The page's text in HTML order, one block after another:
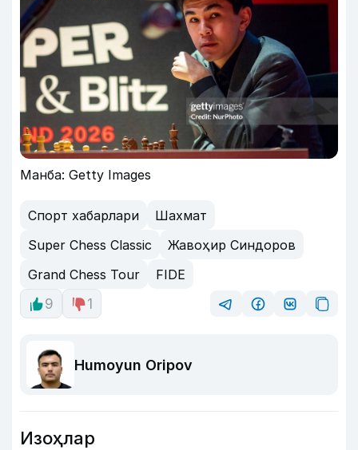
Манба: Getty Images
Спорт хабарлари
Шахмат
Super Chess Classic
Жавоҳир Синдоров
Grand Chess Tour
FIDE
9
1
Humoyun Oripov
Изоҳлар